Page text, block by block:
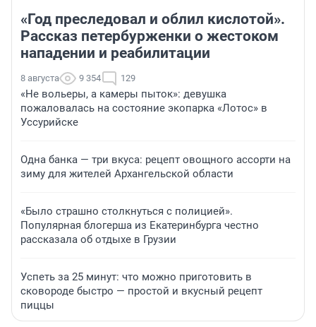
«Год преследовал и облил кислотой».
Рассказ петербурженки о жестоком
нападении и реабилитации
8 августа 9 354 129
«Не вольеры, а камеры пыток»: девушка
пожаловалась на состояние экопарка «Лотос» в
Уссурийске
Одна банка — три вкуса: рецепт овощного ассорти на
зиму для жителей Архангельской области
«Было страшно столкнуться с полицией».
Популярная блогерша из Екатеринбурга честно
рассказала об отдыхе в Грузии
Успеть за 25 минут: что можно приготовить в
сковороде быстро — простой и вкусный рецепт
пиццы